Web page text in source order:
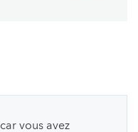
vous avez